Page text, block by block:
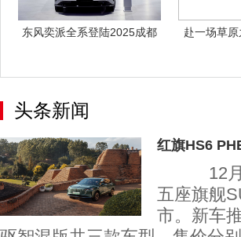
东风奕派全系登陆2025成都
赴一场草
头条新闻
红旗HS6
12月16
五座旗舰
市。新车